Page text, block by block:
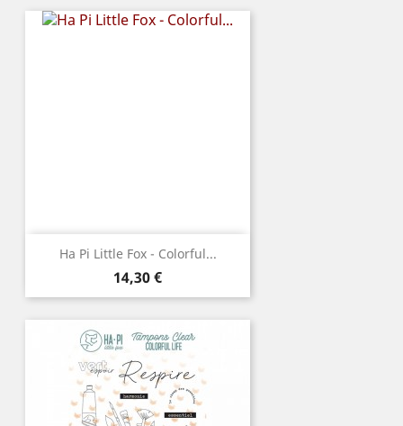
Ha Pi Little Fox - Colorful...
Prix
14,30 €